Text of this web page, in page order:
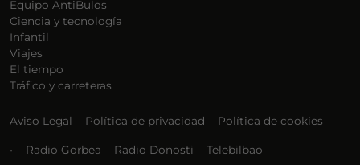
Equipo AntiBulos
Ciencia y tecnología
Infantil
Viajes
El tiempo
Tráfico y carreteras
Aviso Legal Política de privacidad Política de cookies
• Radio Gorbea Radio Donosti Telebilbao